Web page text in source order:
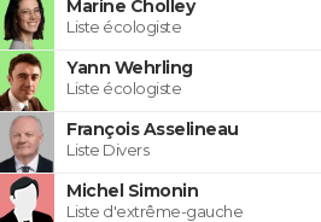
Marine Cholley
Liste écologiste
Yann Wehrling
Liste écologiste
François Asselineau
Liste Divers
Michel Simonin
Liste d'extrême-gauche